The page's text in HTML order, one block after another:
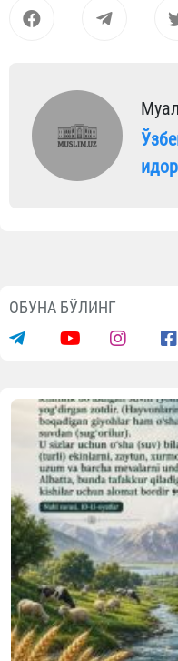
Янгиликлар
Имом-хатиблар
06.08.2026 749
арафасида Тошкент
имом ноиблари
мусобақаси бўлиб
Вилоятнинг турли
та жамоа